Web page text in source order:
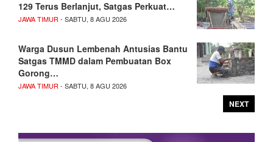
129 Terus Berlanjut, Satgas Perkuat…
JAWA TIMUR- SABTU, 8 AGU 2026
Warga Dusun Lembenah Antusias Bantu
Satgas TMMD dalam Pembuatan Box
Gorong…
JAWA TIMUR- SABTU, 8 AGU 2026
NEXT